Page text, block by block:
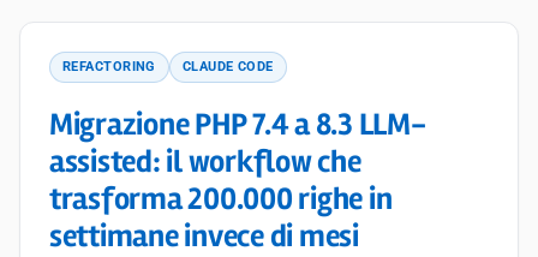
REFACTORING CLAUDE CODE
Migrazione PHP 7.4 a 8.3 LLM-
assisted: il workflow che
trasforma 200.000 righe in
settimane invece di mesi